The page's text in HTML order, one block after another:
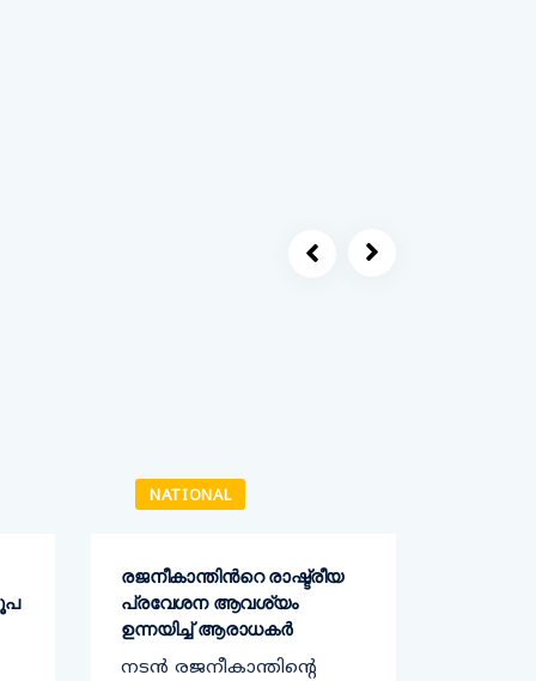
NATIONAL
രജനീകാന്തിന്‍റെ രാഷ്ട്രീയ
പ്രവേശന ആവശ്യം
ഉന്നയിച്ച് ആരാധകര്‍
നടന്‍ രജനീകാന്തിന്‍റെ